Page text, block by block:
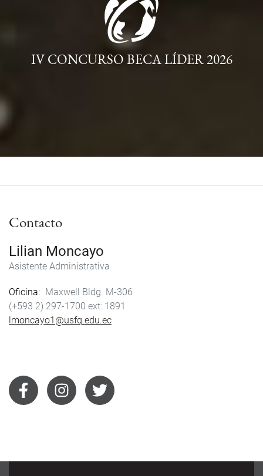
IV CONCURSO BECA LÍDER 2026
Contacto
Lilian Moncayo
Asistente Administrativa
Oficina
Maxwell Bldg. M-306
(+593 2) 297-1700
1891
lmoncayo1@usfq.edu.ec